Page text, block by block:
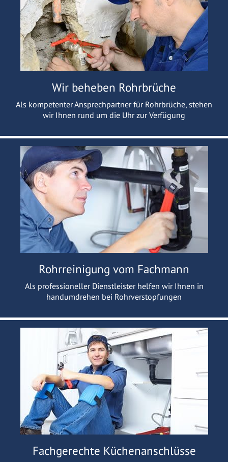
Wir beheben Rohrbrüche
Als kompetenter Ansprechpartner für Rohrbrüche, stehen
wir Ihnen rund um die Uhr zur Verfügung
Rohrreinigung vom Fachmann
Als professioneller Dienstleister helfen wir Ihnen in
handumdrehen bei Rohrverstopfungen
Fachgerechte Küchenanschlüsse